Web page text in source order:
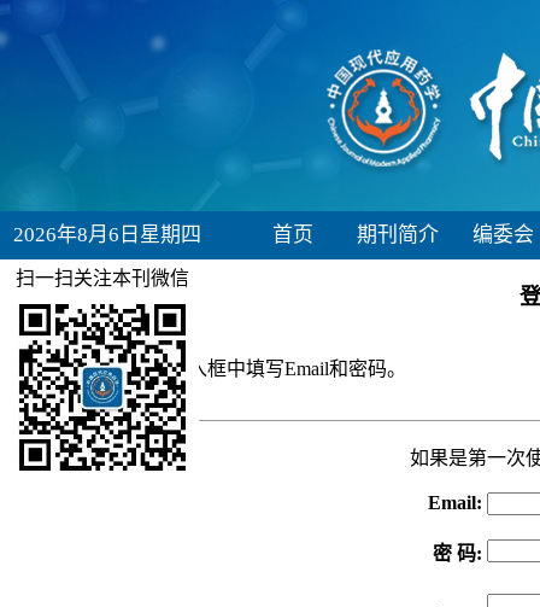
2026年8月6日星期四 首页 期刊简介 编委会
请在下面的输入框中填写Email和密码。
如果是第一次
Email:
密 码:
扫一扫关注本刊微信